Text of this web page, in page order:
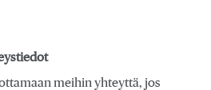
meihin yhteyttä, jos